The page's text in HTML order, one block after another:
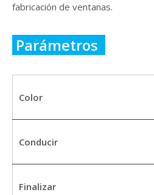
fabricación de ventanas.
Parámetros
Color
Conducir
Finalizar